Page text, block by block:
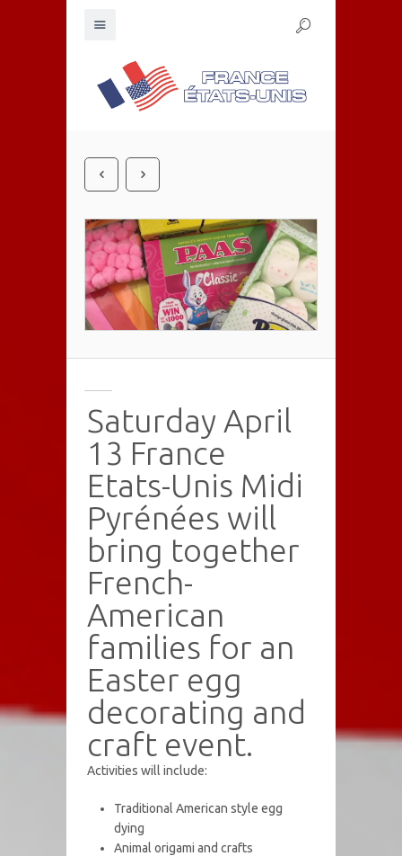
Saturday April
13 France
Etats-Unis Midi
Pyrénées will
bring together
French-
American
families for an
Easter egg
decorating and
craft event.
Activities will include:
Traditional American style egg
dying
Animal origami and crafts